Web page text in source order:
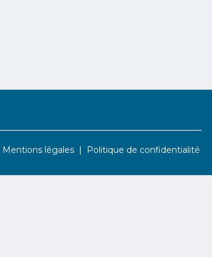
Mentions légales Politique de confidentialité